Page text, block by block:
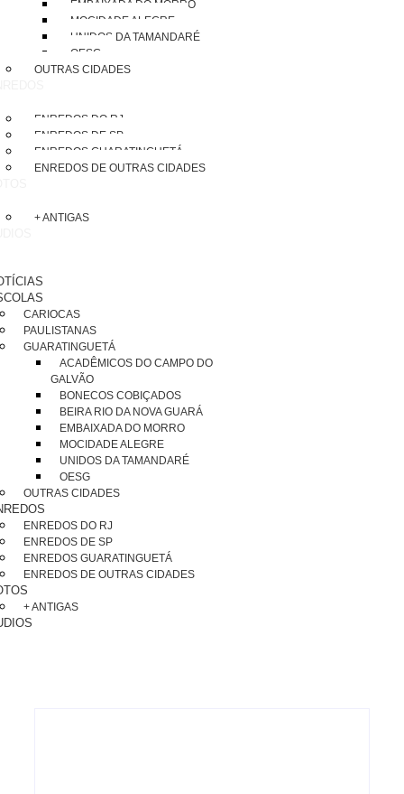
EMBAIXADA DO MORRO
MOCIDADE ALEGRE
UNIDOS DA TAMANDARÉ
OESG
OUTRAS CIDADES
ENREDOS DO RJ
ENREDOS DE SP
ENREDOS GUARATINGUETÁ
ENREDOS DE OUTRAS CIDADES
+ ANTIGAS
CARIOCAS
PAULISTANAS
GUARATINGUETÁ
ACADÊMICOS DO CAMPO DO
GALVÃO
BONECOS COBIÇADOS
BEIRA RIO DA NOVA GUARÁ
EMBAIXADA DO MORRO
MOCIDADE ALEGRE
UNIDOS DA TAMANDARÉ
OESG
OUTRAS CIDADES
ENREDOS DO RJ
ENREDOS DE SP
ENREDOS GUARATINGUETÁ
ENREDOS DE OUTRAS CIDADES
+ ANTIGAS